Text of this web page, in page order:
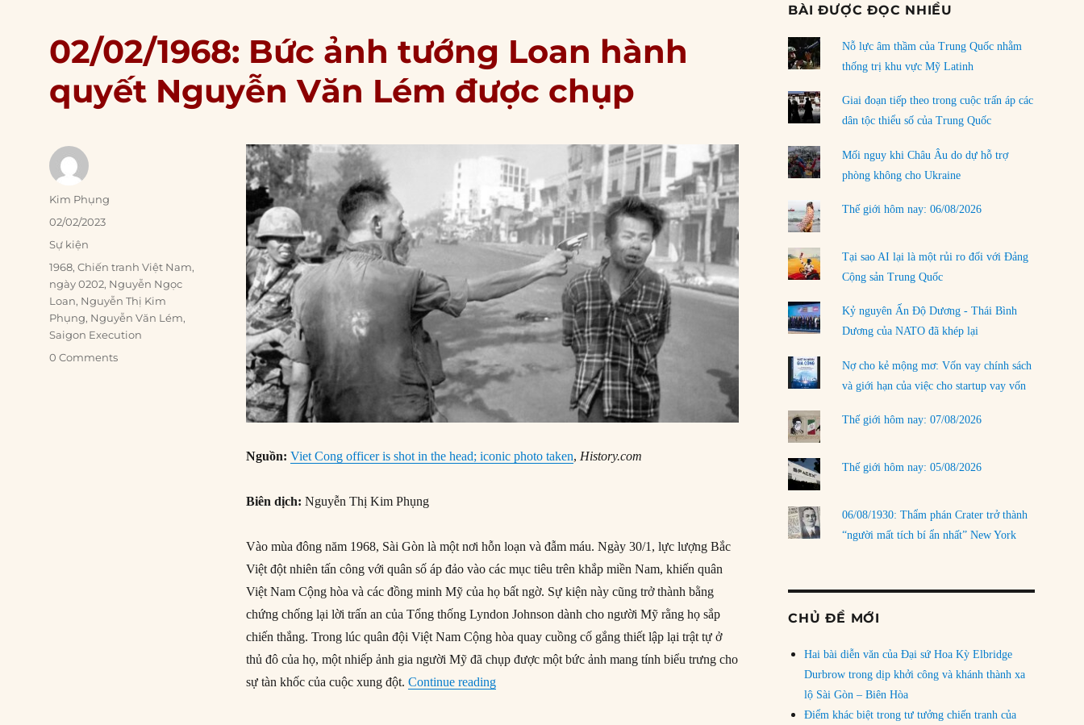
02/02/1968: Bức ảnh tướng Loan hành
quyết Nguyễn Văn Lém được chụp
Nguồn: Viet Cong officer is shot in the head; iconic photo taken, History.com
Biên dịch:Nguyễn Thị Kim Phụng
Vào mùa đông năm 1968, Sài Gòn là một nơi hỗn loạn và đẫm máu. Ngày 30/1, lực lượng Bắc
Việt đột nhiên tấn công với quân số áp đảo vào các mục tiêu trên khắp miền Nam, khiến quân
Việt Nam Cộng hòa và các đồng minh Mỹ của họ bất ngờ. Sự kiện này cũng trở thành bằng
chứng chống lại lời trấn an của Tổng thống Lyndon Johnson dành cho người Mỹ rằng họ sắp
chiến thắng. Trong lúc quân đội Việt Nam Cộng hòa quay cuồng cố gắng thiết lập lại trật tự ở
thủ đô của họ, một nhiếp ảnh gia người Mỹ đã chụp được một bức ảnh mang tính biểu trưng cho
sự tàn khốc của cuộc xung đột.Continue reading“02/02/1968: Bức ảnh tướng Loan hành quyết Nguyễn Văn Lém được chụp”
Author
Kim Phụng
Posted
02/02/2023
Categories
Sự kiện
Tags
1968,Chiến tranh Việt Nam,
ngày 0202, Nguyễn Ngọc
Loan, Nguyễn Thị Kim
Phụng, Nguyễn Văn Lém,
Saigon Execution
0 Comments
Đặt cược vào thất bại: Các quỹ đầu tư mạo
rủi ro
02/08/2026
Làm thế nào để kết thúc Chiến tranh Iran?
01/08/2026
Chiến lược kế tiếp của Bắc Kinh ở Biển Đông
31/07/2026
Trật tự thế giới mới: Các nước nhỏ sẽ luôn
phải chịu đựng?
30/07/2026
LOAD MORE
BÀI ĐƯỢC ĐỌC NHIỀU
Nỗ lực âm thầm của Trung Quốc nhằm
thống trị khu vực Mỹ Latinh
Giai đoạn tiếp theo trong cuộc trấn áp các
dân tộc thiểu số của Trung Quốc
Mối nguy khi Châu Âu do dự hỗ trợ
phòng không cho Ukraine
Thế giới hôm nay: 06/08/2026
Tại sao AI lại là một rủi ro đối với Đảng
Cộng sản Trung Quốc
Kỷ nguyên Ấn Độ Dương - Thái Bình
Dương của NATO đã khép lại
Nợ cho kẻ mộng mơ: Vốn vay chính sách
và giới hạn của việc cho startup vay vốn
Thế giới hôm nay: 07/08/2026
Thế giới hôm nay: 05/08/2026
06/08/1930: Thẩm phán Crater trở thành
“người mất tích bí ẩn nhất” New York
CHỦ ĐỀ MỚI
Hai bài diễn văn của Đại sứ Hoa Kỳ Elbridge
Durbrow trong dịp khởi công và khánh thành xa
lộ Sài Gòn – Biên Hòa
Điểm khác biệt trong tư tưởng chiến tranh của